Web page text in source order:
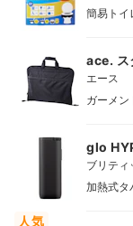
簡易トイ
ace. ス
ガーメ
エース
ガーメン
glo
ブリティ
加熱式タ
人気